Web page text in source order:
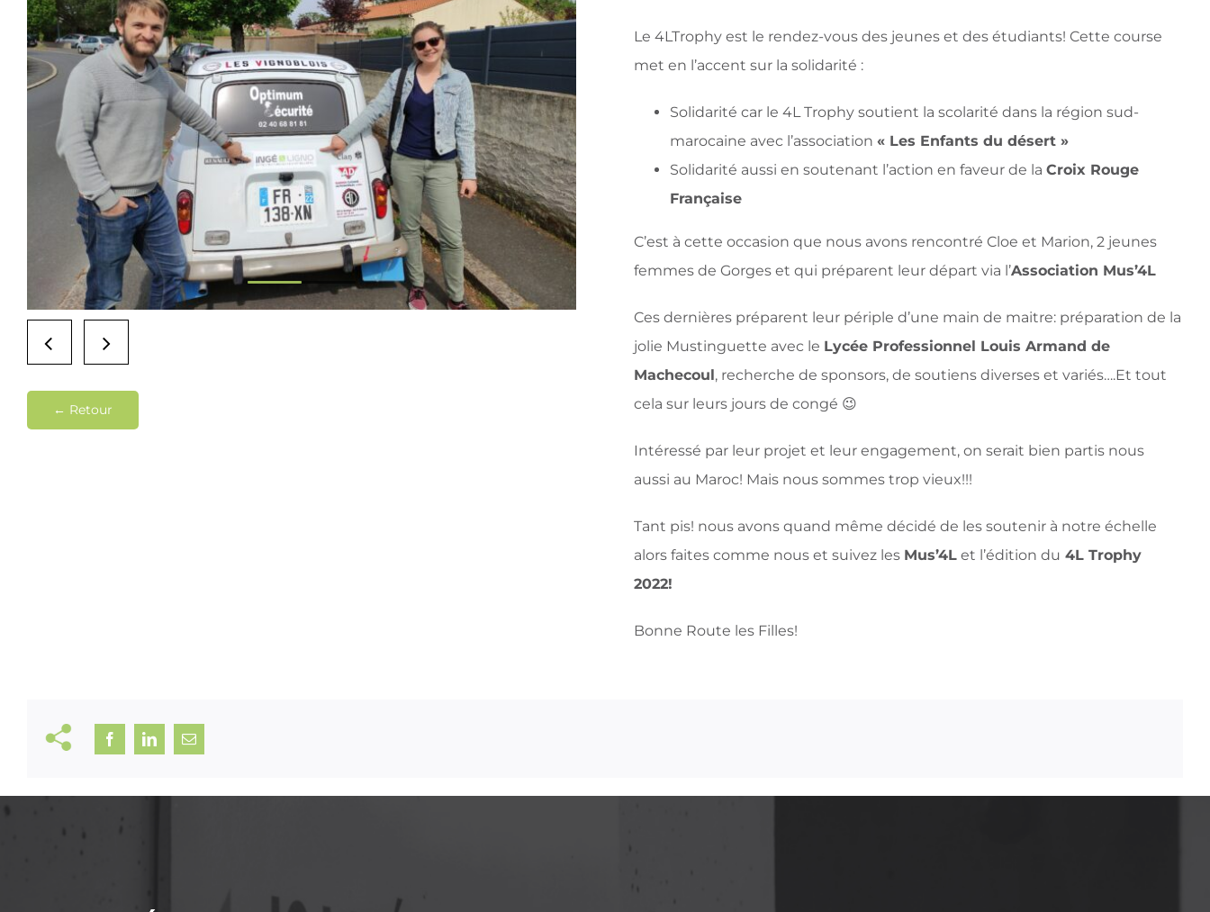
← Retour
Le 4LTrophy est le rendez-vous des jeunes et des étudiants! Cette course
met en l’accent sur la solidarité :
Solidarité car le 4L Trophy soutient la scolarité dans la région sud-
marocaine avec l’association« Les Enfants du désert »
Solidarité aussi en soutenant l’action en faveur de laCroix Rouge
Française
C’est à cette occasion que nous avons rencontré Cloe et Marion, 2 jeunes
femmes de Gorges et qui préparent leur départ via l’Association Mus’4L
Ces dernières préparent leur périple d’une main de maitre: préparation de la
jolie Mustinguette avec le Lycée Professionnel Louis Armand de
Machecoul , recherche de sponsors, de soutiens diverses et variés….Et tout
cela sur leurs jours de congé 😉
Intéressé par leur projet et leur engagement, on serait bien partis nous
aussi au Maroc! Mais nous sommes trop vieux!!!
Tant pis! nous avons quand même décidé de les soutenir à notre échelle
alors faites comme nous et suivez les Mus’4L et l’édition du 4L Trophy
2022!
Bonne Route les Filles!